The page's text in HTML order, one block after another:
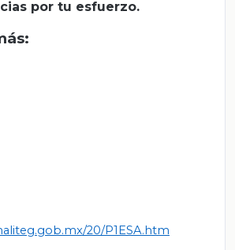
por tu esfuerzo.
20/P1ESA.htm